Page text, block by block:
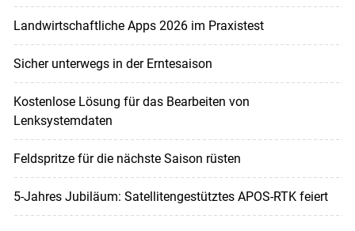
Landwirtschaftliche Apps 2026 im Praxistest
Sicher unterwegs in der Erntesaison
Kostenlose Lösung für das Bearbeiten von
Lenksystemdaten
Feldspritze für die nächste Saison rüsten
5-Jahres Jubiläum: Satellitengestütztes APOS-RTK feiert